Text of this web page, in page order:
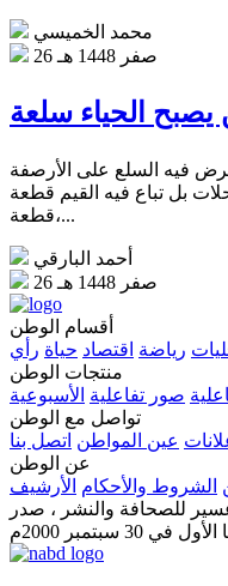
محمد الخميسي
26 صفر 1448 هـ
يصبح الحياء سلعة
فيه السلع على الأرصفة
بل تباع فيه القيم قطعة
قطعة،...
أحمد البارقي
26 صفر 1448 هـ
أقسام الوطن
رياضة اقتصاد حياة رأي
منتجات الوطن
صور تفاعلية الأسبوعية
تواصل مع الوطن
عين المواطن اتصل بنا
عن الوطن
الشروط والأحكام الأرشيف
للصحافة والنشر ، صدر
في 30 سبتمبر 2000م